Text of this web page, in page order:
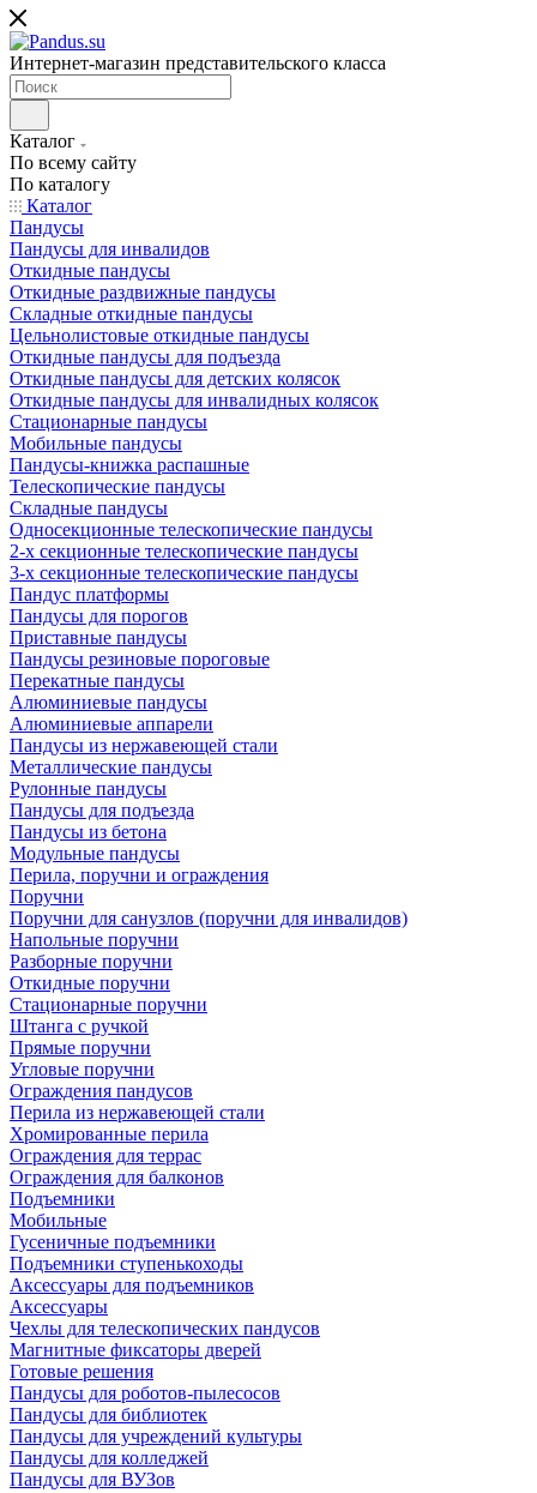
Интернет-магазин представительского класса
Каталог
По всему сайту
По каталогу
Каталог
Пандусы
Пандусы для инвалидов
Откидные пандусы
Откидные раздвижные пандусы
Складные откидные пандусы
Цельнолистовые откидные пандусы
Откидные пандусы для подъезда
Откидные пандусы для детских колясок
Откидные пандусы для инвалидных колясок
Стационарные пандусы
Мобильные пандусы
Пандусы-книжка распашные
Телескопические пандусы
Складные пандусы
Односекционные телескопические пандусы
2-х секционные телескопические пандусы
3-х секционные телескопические пандусы
Пандус платформы
Пандусы для порогов
Приставные пандусы
Пандусы резиновые пороговые
Перекатные пандусы
Алюминиевые пандусы
Алюминиевые аппарели
Пандусы из нержавеющей стали
Металлические пандусы
Рулонные пандусы
Пандусы для подъезда
Пандусы из бетона
Модульные пандусы
Перила, поручни и ограждения
Поручни
Поручни для санузлов (поручни для инвалидов)
Напольные поручни
Разборные поручни
Откидные поручни
Стационарные поручни
Штанга с ручкой
Прямые поручни
Угловые поручни
Ограждения пандусов
Перила из нержавеющей стали
Хромированные перила
Ограждения для террас
Ограждения для балконов
Подъемники
Мобильные
Гусеничные подъемники
Подъемники ступенькоходы
Аксессуары для подъемников
Аксессуары
Чехлы для телескопических пандусов
Магнитные фиксаторы дверей
Готовые решения
Пандусы для роботов-пылесосов
Пандусы для библиотек
Пандусы для учреждений культуры
Пандусы для колледжей
Пандусы для ВУЗов